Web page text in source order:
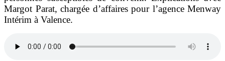
Margot Parat, chargée d’affaires pour l’agence Menway
Intérim à Valence.